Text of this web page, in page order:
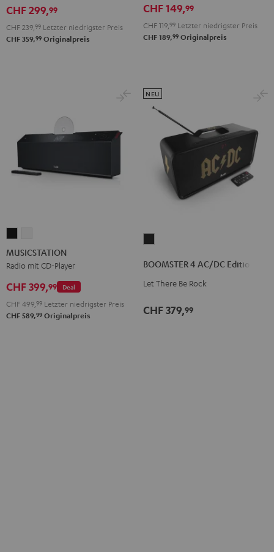
CHF 299,99
CHF 239, 99 Letzter niedrigster Preis
CHF 359,99 Originalpreis
CHF 149,99
CHF 119, 99 Letzter niedrigster Preis
CHF 189,99 Originalpreis
Schwarz
Weiß
MUSICSTATION
Radio mit CD-Player
Deal
CHF 399,99
CHF 499, 99 Letzter niedrigster Preis
CHF 589,99 Originalpreis
AC/DC
Edition
Black
BOOMSTER 4 AC/DC Edition
Let There Be Rock
NEU
CHF 379,99